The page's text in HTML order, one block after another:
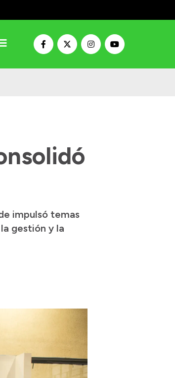
impulsó temas
gestión y la